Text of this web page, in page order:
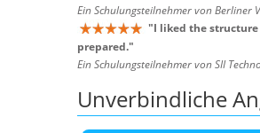
Ein Schulungsteilnehmer von Berliner
"I liked the
prepared."
Ein Schulungsteilnehmer von SII
Unverbindliche